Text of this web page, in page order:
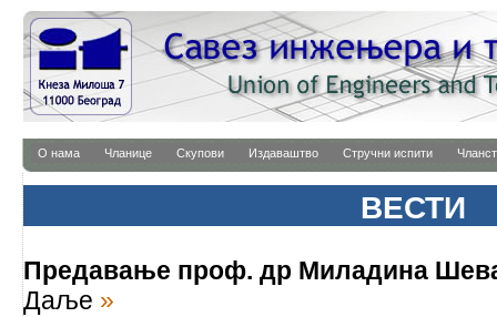
О нама Чланице Скупови Издаваштво Стручни испити
ВЕСТИ
Предавање проф. др Миладина
Даље »